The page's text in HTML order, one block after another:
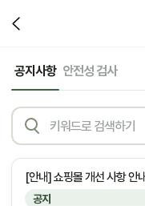
공지사항 안전성 검사
공지
[안내] 쇼핑몰 개선 사항 안